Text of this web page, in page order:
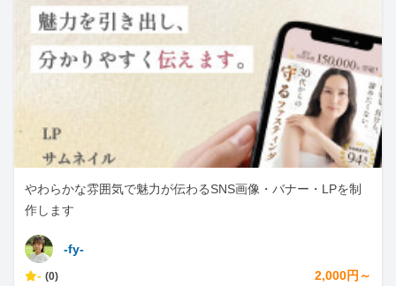
やわらかな雰囲気で魅力が伝わるSNS画像・バナー・LPを制
作します
-fy-
- (0) 2,000円～